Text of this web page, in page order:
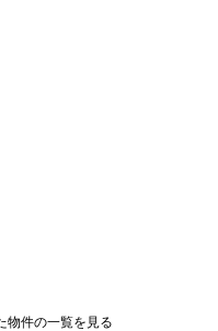
物件の一覧を見る